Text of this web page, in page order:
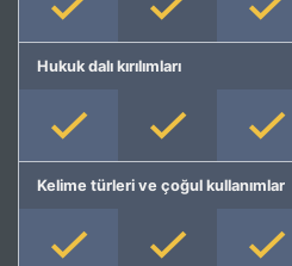
Hukuk dalı kırılımları
Kelime türleri ve çoğul kullanımlar